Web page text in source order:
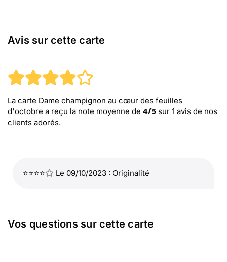
Avis sur cette carte
La carte Dame champignon au cœur des feuilles
d'octobre a reçu la note moyenne de 4/5 sur 1 avis de nos
clients adorés.
⭐⭐⭐⭐ Le 09/10/2023 : Originalité
Vos questions sur cette carte